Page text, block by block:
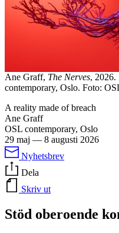
Ane Graff, The Nerves, 2026.
contemporary, Oslo. Foto:
A reality made of breach
Ane Graff
OSL contemporary, Oslo
29 maj — 8 augusti 2026
Nyhetsbrev
Dela
Skriv ut
Stöd oberoende